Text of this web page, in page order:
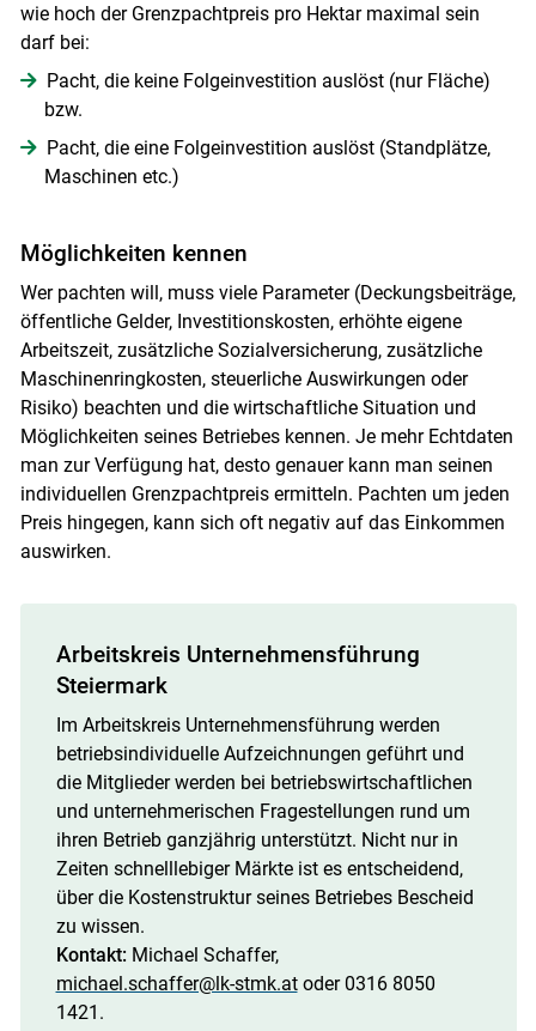
wie hoch der Grenzpachtpreis pro Hektar maximal sein
darf bei:
Pacht, die keine Folgeinvestition auslöst (nur Fläche)
bzw.
Pacht, die eine Folgeinvestition auslöst (Standplätze,
Maschinen etc.)
Möglichkeiten kennen
Wer pachten will, muss viele Parameter (Deckungsbeiträge,
öffentliche Gelder, Investitionskosten, erhöhte eigene
Arbeitszeit, zusätzliche Sozialversicherung, zusätzliche
Maschinenringkosten, steuerliche Auswirkungen oder
Risiko) beachten und die wirtschaftliche Situation und
Möglichkeiten seines Betriebes kennen. Je mehr Echtdaten
man zur Verfügung hat, desto genauer kann man seinen
individuellen Grenzpachtpreis ermitteln. Pachten um jeden
Preis hingegen, kann sich oft negativ auf das Einkommen
auswirken.
Arbeitskreis Unternehmensführung
Steiermark
Im Arbeitskreis Unternehmensführung werden
betriebsindividuelle Aufzeichnungen geführt und
die Mitglieder werden bei betriebswirtschaftlichen
und unternehmerischen Fragestellungen rund um
ihren Betrieb ganzjährig unterstützt. Nicht nur in
Zeiten schnelllebiger Märkte ist es entscheidend,
über die Kostenstruktur seines Betriebes Bescheid
zu wissen.
Kontakt: Michael Schaffer,
michael.schaffer@lk-stmk.atoder 0316 8050
1421.